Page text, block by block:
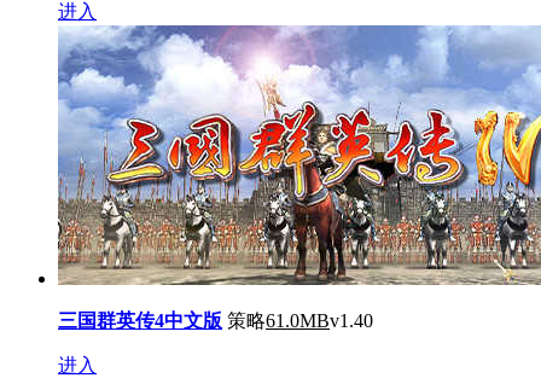
进入
三国群英传4中文版 策略61.0MBv1.40
进入